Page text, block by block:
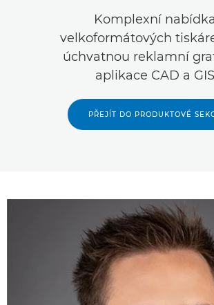
Komplexní nabídka
velkoformátových
úchvatnou reklamní
aplikace CAD a GIS
PŘEJÍT DO PRODUKTOVÉ